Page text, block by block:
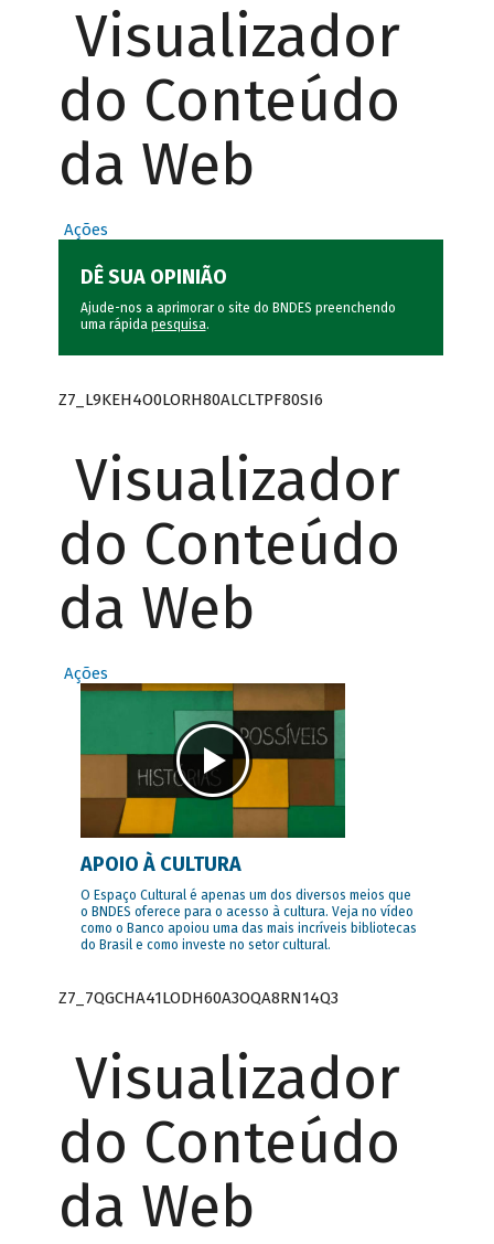
Visualizador
do Conteúdo
da Web
Ações
DÊ SUA OPINIÃO
Ajude-nos a aprimorar o site do BNDES preenchendo
uma rápida pesquisa.
Z7_L9KEH4O0LORH80ALCLTPF80SI6
Visualizador
do Conteúdo
da Web
Ações
APOIO À CULTURA
O Espaço Cultural é apenas um dos diversos meios que
o BNDES oferece para o acesso à cultura. Veja no vídeo
como o Banco apoiou uma das mais incríveis bibliotecas
do Brasil e como investe no setor cultural.
Z7_7QGCHA41LODH60A3OQA8RN14Q3
Visualizador
do Conteúdo
da Web